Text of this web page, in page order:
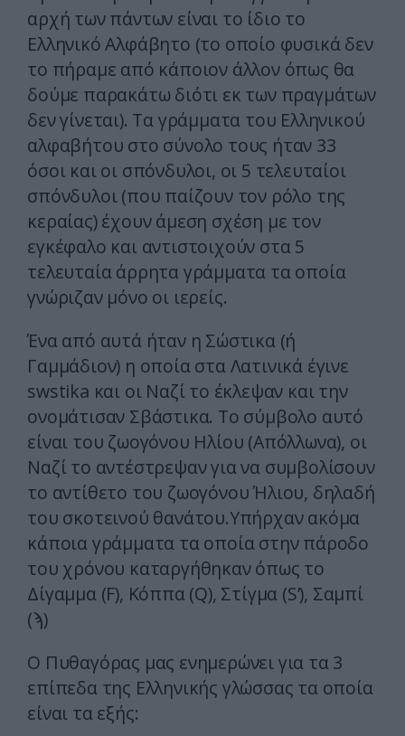
αρχή των πάντων είναι το ίδιο το
Ελληνικό Αλφάβητο (το οποίο φυσικά δεν
το πήραμε από κάποιον άλλον όπως θα
δούμε παρακάτω διότι εκ των πραγμάτων
δεν γίνεται). Τα γράμματα του Ελληνικού
αλφαβήτου στο σύνολο τους ήταν 33
όσοι και οι σπόνδυλοι, οι 5 τελευταίοι
σπόνδυλοι (που παίζουν τον ρόλο της
κεραίας) έχουν άμεση σχέση με τον
εγκέφαλο και αντιστοιχούν στα 5
τελευταία άρρητα γράμματα τα οποία
γνώριζαν μόνο οι ιερείς.
Ένα από αυτά ήταν η Σώστικα (ή
Γαμμάδιον) η οποία στα Λατινικά έγινε
swstika και οι Ναζί το έκλεψαν και την
ονομάτισαν Σβάστικα. Το σύμβολο αυτό
είναι του ζωογόνου Ηλίου (Απόλλωνα), οι
Ναζί το αντέστρεψαν για να συμβολίσουν
το αντίθετο του ζωογόνου Ήλιου, δηλαδή
του σκοτεινού θανάτου.Υπήρχαν ακόμα
κάποια γράμματα τα οποία στην πάροδο
του χρόνου καταργήθηκαν όπως το
Δίγαμμα (F), Κόππα (Q), Στίγμα (S’), Σαμπί
(ϡ)
Ο Πυθαγόρας μας ενημερώνει για τα 3
επίπεδα της Ελληνικής γλώσσας τα οποία
είναι τα εξής: